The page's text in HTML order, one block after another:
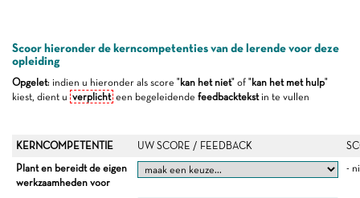
Scoor hieronder de kerncompetenties van de lerende voor deze
opleiding
Opgelet: indien u hieronder als score "kan het niet" of "kan het met hulp"
kiest, dient u verplicht een begeleidende feedbacktekstin te vullen
KERNCOMPETENTIE UW SCORE / FEEDBACK
Plant en bereidt de eigen
werkzaamheden voor
-